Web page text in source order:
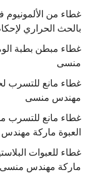
غطاء من الألمونيوم
بالحث الحراري
غطاء مبطن بطبة
منسى
غطاء مانع للتسرب
مهندس منسى
غطاء مانع للتسرب
العبوة ماركة
غطاء للعبوات
ماركة مهندس منسى